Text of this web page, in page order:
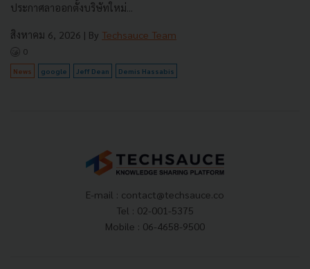
ประกาศลาออกตั้งบริษัทใหม่...
สิงหาคม 6, 2026 | By Techsauce Team
0
News google Jeff Dean Demis Hassabis
E-mail : contact@techsauce.co
Tel : 02-001-5375
Mobile : 06-4658-9500